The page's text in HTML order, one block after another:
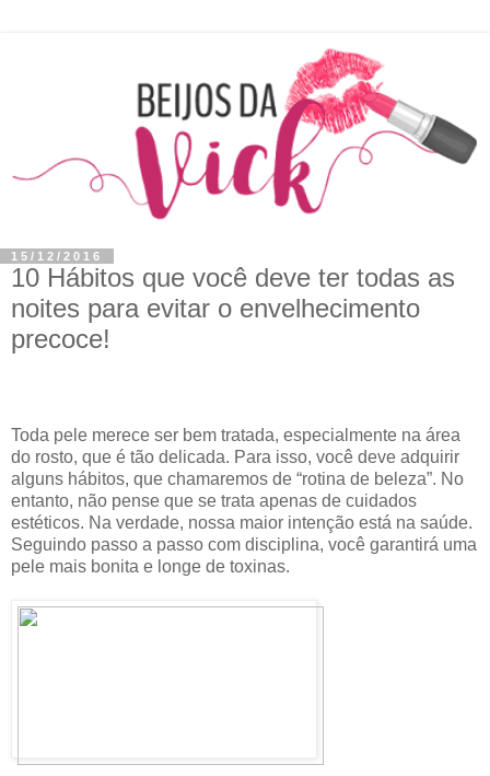
15/12/2016
10 Hábitos que você deve ter todas as
noites para evitar o envelhecimento
precoce!
Toda pele merece ser bem tratada, especialmente na área
do rosto, que é tão delicada. Para isso, você deve adquirir
alguns hábitos, que chamaremos de “rotina de beleza”. No
entanto, não pense que se trata apenas de cuidados
estéticos. Na verdade, nossa maior intenção está na saúde.
Seguindo passo a passo com disciplina, você garantirá uma
pele mais bonita e longe de toxinas.